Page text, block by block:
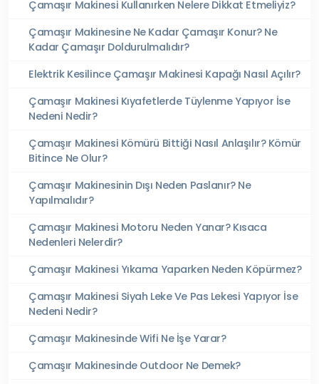
Çamaşır Makinesi Kullanırken Nelere Dikkat Etmeliyiz?
Çamaşır Makinesine Ne Kadar Çamaşır Konur? Ne
Kadar Çamaşır Doldurulmalıdır?
Elektrik Kesilince Çamaşır Makinesi Kapağı Nasıl Açılır?
Çamaşır Makinesi Kıyafetlerde Tüylenme Yapıyor İse
Nedeni Nedir?
Çamaşır Makinesi Kömürü Bittiği Nasıl Anlaşılır? Kömür
Bitince Ne Olur?
Çamaşır Makinesinin Dışı Neden Paslanır? Ne
Yapılmalıdır?
Çamaşır Makinesi Motoru Neden Yanar? Kısaca
Nedenleri Nelerdir?
Çamaşır Makinesi Yıkama Yaparken Neden Köpürmez?
Çamaşır Makinesi Siyah Leke Ve Pas Lekesi Yapıyor İse
Nedeni Nedir?
Çamaşır Makinesinde Wifi Ne İşe Yarar?
Çamaşır Makinesinde Outdoor Ne Demek?